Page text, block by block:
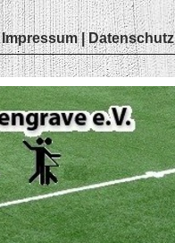
Impressum | Datenschutz